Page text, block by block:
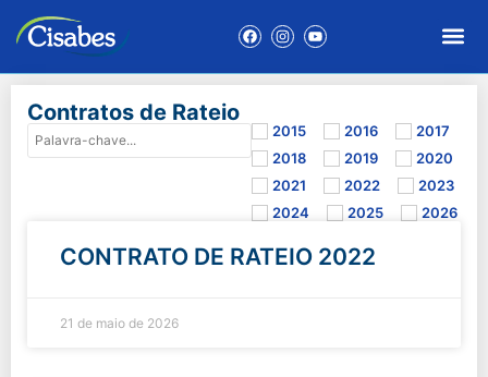
Contratos de Rateio
2015 2016
2017
2018
2019
2020
2021
2022
2023
2024
2025 2026
CONTRATO DE RATEIO 2022
21 de maio de 2026